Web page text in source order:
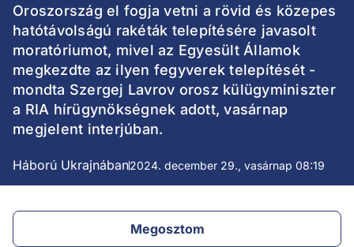
Oroszország el fogja vetni a rövid és közepes
hatótávolságú rakéták telepítésére javasolt
moratóriumot, mivel az Egyesült Államok
megkezdte az ilyen fegyverek telepítését -
mondta Szergej Lavrov orosz külügyminiszter
a RIA hírügynökségnek adott, vasárnap
megjelent interjúban.
Háború Ukrajnában2024. december 29., vasárnap 08:19
Megosztom